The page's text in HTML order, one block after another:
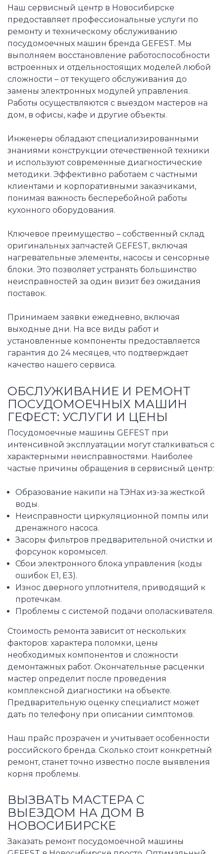
Наш сервисный центр в Новосибирске
предоставляет профессиональные услуги по
ремонту и техническому обслуживанию
посудомоечных машин бренда GEFEST. Мы
выполняем восстановление работоспособности
встроенных и отдельностоящих моделей любой
сложности – от текущего обслуживания до
замены электронных модулей управления.
Работы осуществляются с выездом мастеров на
дом, в офисы, кафе и другие объекты.
Инженеры обладают специализированными
знаниями конструкции отечественной техники
и используют современные диагностические
методики. Эффективно работаем с частными
клиентами и корпоративными заказчиками,
понимая важность бесперебойной работы
кухонного оборудования.
Ключевое преимущество – собственный склад
оригинальных запчастей GEFEST, включая
нагревательные элементы, насосы и сенсорные
блоки. Это позволяет устранять большинство
неисправностей за один визит без ожидания
поставок.
Принимаем заявки ежедневно, включая
выходные дни. На все виды работ и
установленные компоненты предоставляется
гарантия до 24 месяцев, что подтверждает
качество нашего сервиса.
ОБСЛУЖИВАНИЕ И РЕМОНТ
ПОСУДОМОЕЧНЫХ МАШИН
ГЕФЕСТ: УСЛУГИ И ЦЕНЫ
Посудомоечные машины GEFEST при
интенсивной эксплуатации могут сталкиваться с
характерными неисправностями. Наиболее
частые причины обращения в сервисный центр:
Образование накипи на ТЭНах из-за жесткой
воды.
Неисправности циркуляционной помпы или
дренажного насоса.
Засоры фильтров предварительной очистки и
форсунок коромысел.
Сбои электронного блока управления (коды
ошибок Е1, Е3).
Износ дверного уплотнителя, приводящий к
протечкам.
Проблемы с системой подачи ополаскивателя.
Стоимость ремонта зависит от нескольких
факторов: характера поломки, цены
необходимых компонентов и сложности
демонтажных работ. Окончательные расценки
мастер определит после проведения
комплексной диагностики на объекте.
Предварительную оценку специалист может
дать по телефону при описании симптомов.
Наш прайс прозрачен и учитывает особенности
российского бренда. Сколько стоит конкретный
ремонт, станет точно известно после выявления
корня проблемы.
ВЫЗВАТЬ МАСТЕРА С
ВЫЕЗДОМ НА ДОМ В
НОВОСИБИРСКЕ
Заказать ремонт посудомоечной машины